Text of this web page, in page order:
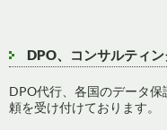
DPO、コンサルティ
DPO代行、各国のデータ
頼を受け付けております。